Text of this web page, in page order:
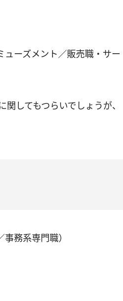
ューズメント／販売職・サー
してもつらいでしょうが、
務系専門職）